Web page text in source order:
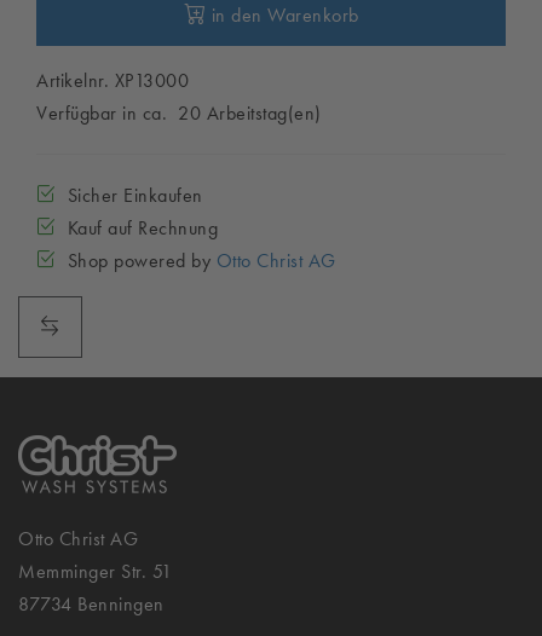
in den Warenkorb
Artikelnr. XP13000
Verfügbar in ca. 20 Arbeitstag(en)
Sicher Einkaufen
Kauf auf Rechnung
Shop powered by Otto Christ AG
Otto Christ AG
Memminger Str. 51
87734 Benningen